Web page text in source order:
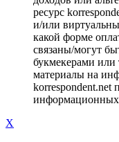
ресурс
и/или
какой форме
связаны/могут
букмекерами или
материалы на
korrespondent.net
информационных
X